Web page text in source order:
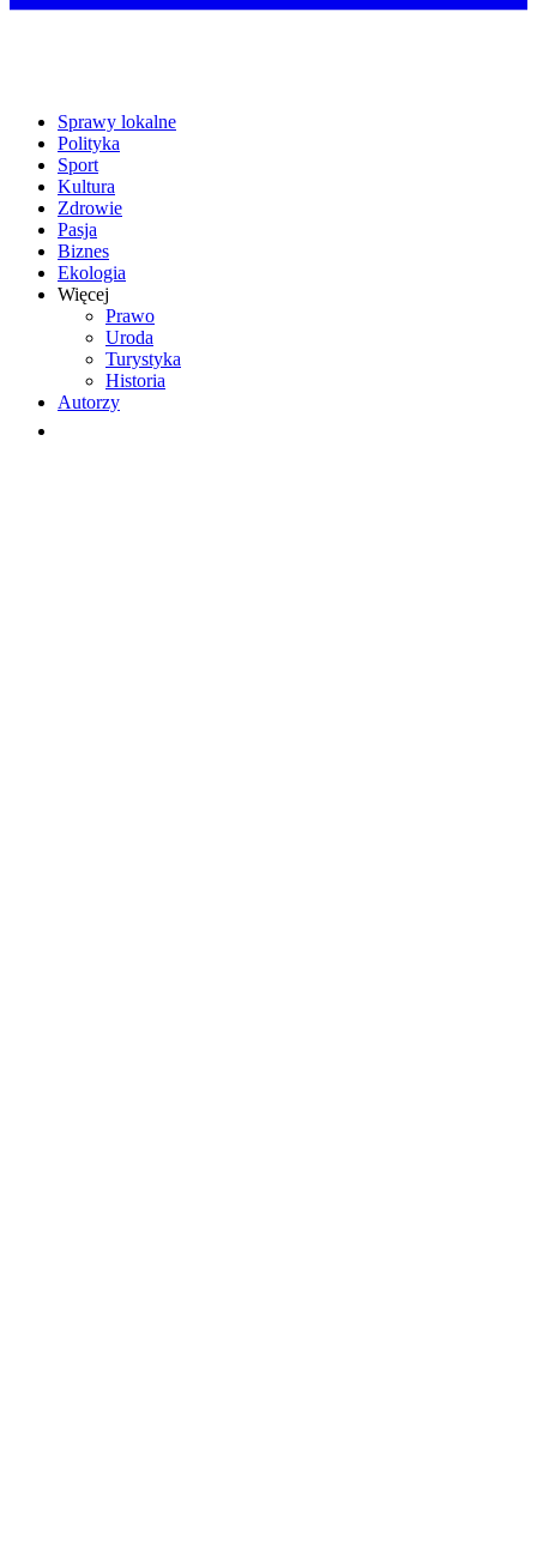
Sprawy lokalne
Polityka
Sport
Kultura
Zdrowie
Pasja
Biznes
Ekologia
Więcej
Prawo
Uroda
Turystyka
Historia
Autorzy